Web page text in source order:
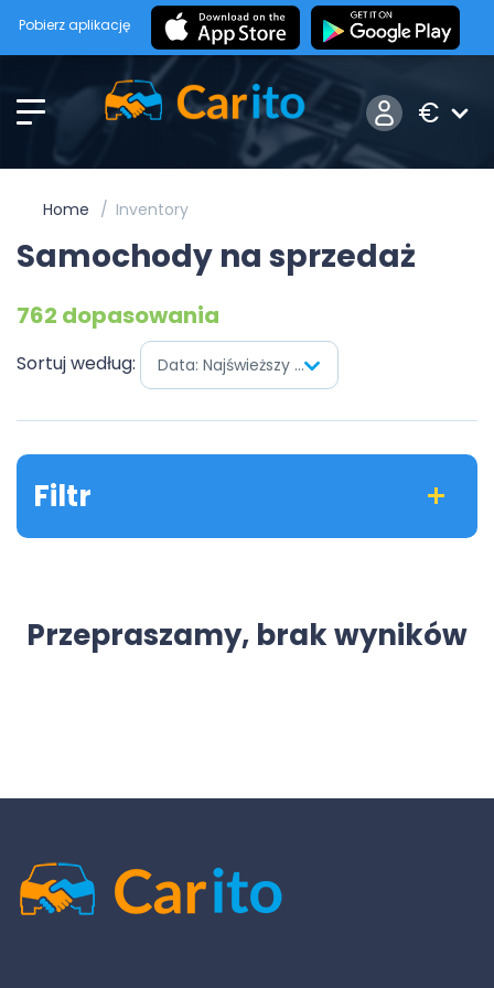
Pobierz aplikację
€
Home Inventory
Samochody na sprzedaż
762 dopasowania
Sortuj według: Data: Najświeższy pierwszy
Filtr
Przepraszamy, brak wyników